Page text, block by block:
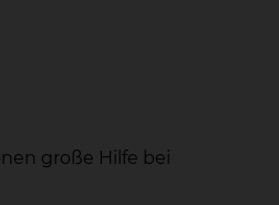
große Hilfe bei